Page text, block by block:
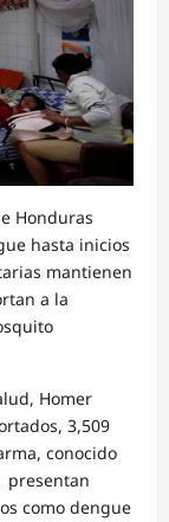
Honduras
hasta inicios
mantienen
a la
Homer
3,509
conocido
presentan
como dengue